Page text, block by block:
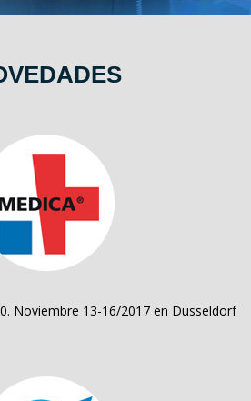
Noviembre 13-16/2017 en Dusseldorf